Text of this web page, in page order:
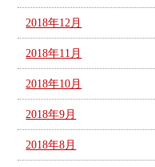
2018年12月
2018年11月
2018年10月
2018年9月
2018年8月